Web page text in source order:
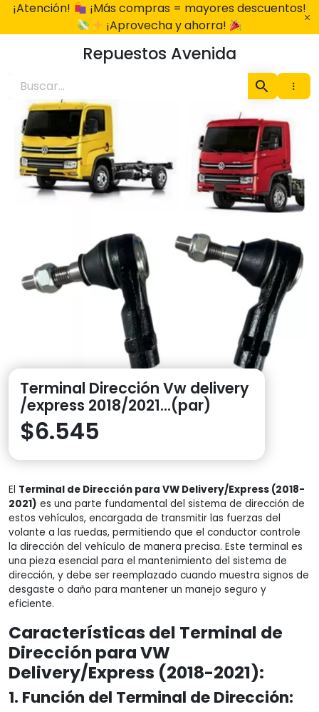
¡Atención!
¡Más compras = mayores descuentos!
¡Aprovecha y ahorra!
Repuestos Avenida
Terminal Dirección Vw delivery
/express 2018/2021…(par)
$6.545
El Terminal de Dirección para VW Delivery/Express (2018-
2021) es una parte fundamental del sistema de dirección de
estos vehículos, encargada de transmitir las fuerzas del
volante a las ruedas, permitiendo que el conductor controle
la dirección del vehículo de manera precisa. Este terminal es
una pieza esencial para el mantenimiento del sistema de
dirección, y debe ser reemplazado cuando muestra signos de
desgaste o daño para mantener un manejo seguro y
eficiente.
Características del Terminal de
Dirección para VW
Delivery/Express (2018-2021):
1. Función del Terminal de Dirección: